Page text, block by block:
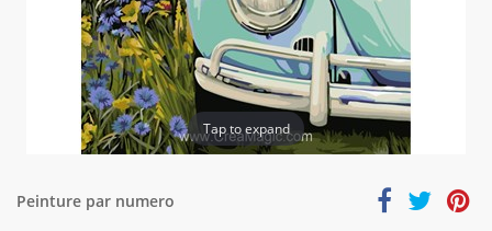
Tap to expand
Peinture par numero